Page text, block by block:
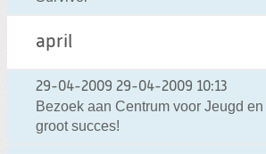
april
29-04-2009 29-04-2009 10:13
Bezoek aan Centrum voor Jeugd
groot succes!